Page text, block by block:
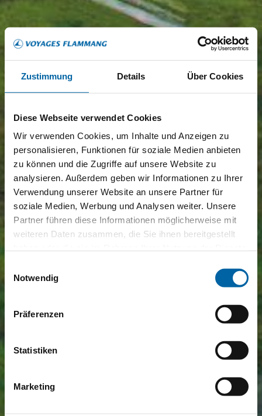
Zustimmung Details Über Cookies
Diese Webseite verwendet Cookies
Wir verwenden Cookies, um Inhalte und Anzeigen zu
personalisieren, Funktionen für soziale Medien anbieten
zu können und die Zugriffe auf unsere Website zu
analysieren. Außerdem geben wir Informationen zu Ihrer
Verwendung unserer Website an unsere Partner für
soziale Medien, Werbung und Analysen weiter. Unsere
Partner führen diese Informationen möglicherweise mit
weiteren Daten zusammen, die Sie ihnen bereitgestellt
Notwendig
Präferenzen
Statistiken
Marketing